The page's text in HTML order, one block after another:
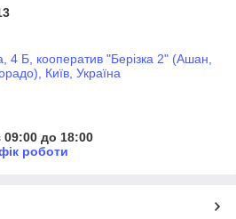
4 Б, кооператив "Берізка 2" (Ашан,
Київ, Україна
09:00 до 18:00
роботи